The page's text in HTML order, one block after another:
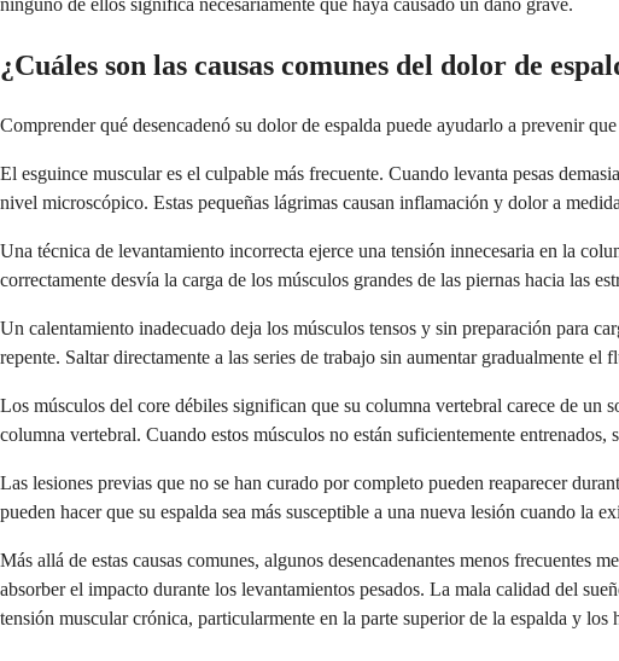
ninguno de ellos significa necesariamente que haya causado un daño grave.
¿Cuáles son las causas comunes del dolor de
Comprender qué desencadenó su dolor de espalda puede ayudarlo a prevenir
El esguince muscular es el culpable más frecuente. Cuando levanta pesas
nivel microscópico. Estas pequeñas lágrimas causan inflamación y dolor a
Una técnica de levantamiento incorrecta ejerce una tensión innecesaria en la
correctamente desvía la carga de los músculos grandes de las piernas hacia las
Un calentamiento inadecuado deja los músculos tensos y sin preparación para
repente. Saltar directamente a las series de trabajo sin aumentar gradualmente
Los músculos del core débiles significan que su columna vertebral carece de un
columna vertebral. Cuando estos músculos no están suficientemente
Las lesiones previas que no se han curado por completo pueden reaparecer
pueden hacer que su espalda sea más susceptible a una nueva lesión cuando la
Más allá de estas causas comunes, algunos desencadenantes menos frecuentes
absorber el impacto durante los levantamientos pesados. La mala calidad del
tensión muscular crónica, particularmente en la parte superior de la espalda y